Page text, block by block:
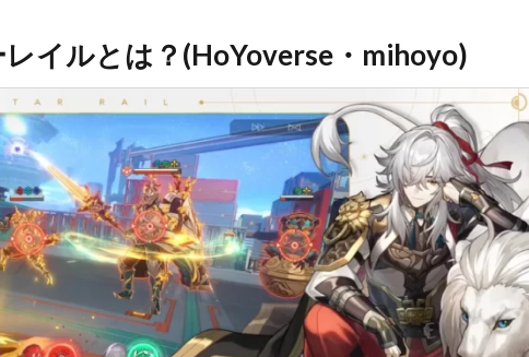
レイルとは？(HoYoverse・mihoyo)